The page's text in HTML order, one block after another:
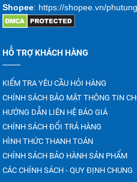
Shopee: https://shopee.vn/
HỖ TRỢ KHÁCH HÀNG
KIỂM TRA YÊU CẦU HỎI HÀNG
CHÍNH SÁCH BẢO MẬT THÔNG TIN
HƯỚNG DẪN LIÊN HỆ BÁO GIÁ
CHÍNH SÁCH ĐỔI TRẢ HÀNG
HÌNH THỨC THANH TOÁN
CHÍNH SÁCH BẢO HÀNH SẢN PHẨM
CÁC CHÍNH SÁCH - QUY ĐỊNH CHUNG